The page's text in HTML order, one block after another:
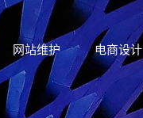
网站维护 电商设计
网站维护 电商设计